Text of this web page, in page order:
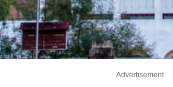
Advertisement